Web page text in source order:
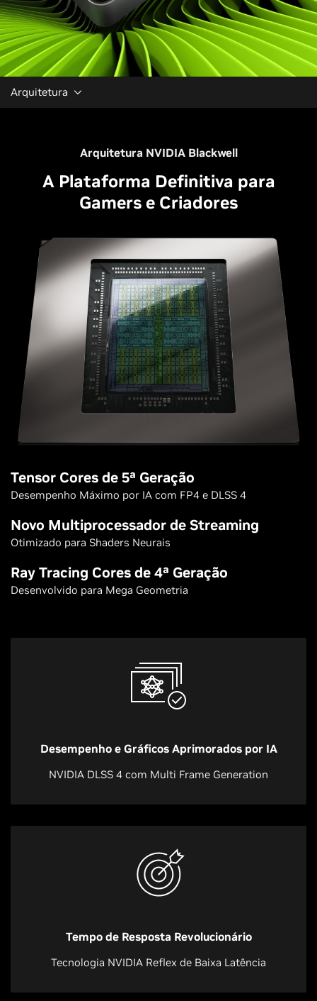
Arquitetura
Arquitetura NVIDIA Blackwell
A Plataforma Definitiva para
Gamers e Criadores
Tensor Cores de 5ª Geração
Desempenho Máximo por IA com FP4 e DLSS 4
Novo Multiprocessador de Streaming
Otimizado para Shaders Neurais
Ray Tracing Cores de 4ª Geração
Desenvolvido para Mega Geometria
Desempenho e Gráficos Aprimorados por IA
NVIDIA DLSS 4 com Multi Frame Generation
Tempo de Resposta Revolucionário
Tecnologia NVIDIA Reflex de Baixa Latência